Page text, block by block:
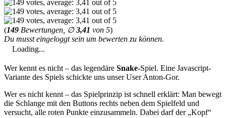
(149 Bewertungen, ∅3,41 von 5)
Du musst eingeloggt sein um bewerten zu können.
Loading...
Wer kennt es nicht – das legendäre Snake-Spiel. Eine Javascript-
Variante des Spiels schickte uns unser User Anton-Gor.
Wer es nicht kennt – das Spielprinzip ist schnell erklärt: Man bewegt
die Schlange mit den Buttons rechts neben dem Spielfeld und
versucht, alle roten Punkte einzusammeln. Dabei darf der „Kopf“